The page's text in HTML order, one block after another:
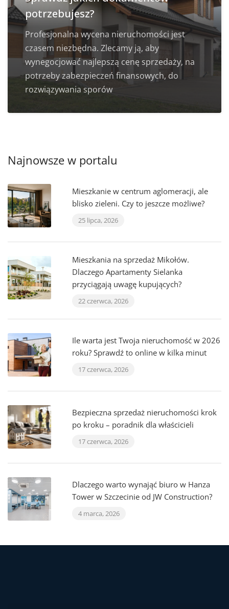
potrzebujesz?
Profesjonalna wycena nieruchomości jest
czasem niezbędna. Zlecamy ją, aby
wynegocjować najlepszą cenę sprzedaży, na
potrzeby zabezpieczeń finansowych, do
rozwiązywania sporów
Najnowsze w portalu
Mieszkanie w centrum aglomeracji, ale
blisko zieleni. Czy to jeszcze możliwe?
25 lipca, 2026
Mieszkania na sprzedaż Mikołów.
Dlaczego Apartamenty Sielanka
przyciągają uwagę kupujących?
22 czerwca, 2026
Ile warta jest Twoja nieruchomość w 2026
roku? Sprawdź to online w kilka minut
17 czerwca, 2026
Bezpieczna sprzedaż nieruchomości krok
po kroku – poradnik dla właścicieli
17 czerwca, 2026
Dlaczego warto wynająć biuro w Hanza
Tower w Szczecinie od JW Construction?
4 marca, 2026